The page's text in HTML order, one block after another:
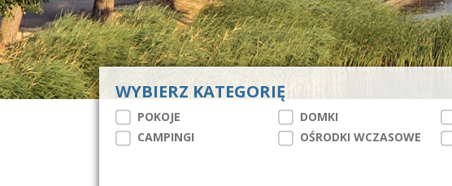
WYBIERZ KATEGORIĘ
POKOJE DOMKI
CAMPINGI
OŚRODKI WCZASOWE